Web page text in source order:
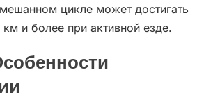
цикле может достигать
км и более при активной езде.